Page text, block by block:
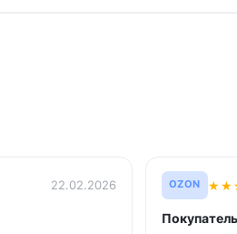
22.02.2026 OZON ★★
Покупатель